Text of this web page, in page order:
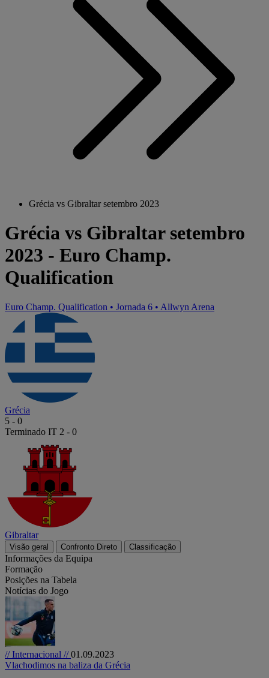
Grécia vs Gibraltar setembro 2023
Grécia vs Gibraltar setembro
2023 - Euro Champ.
Qualification
Euro Champ. Qualification • Jornada 6 • Allwyn Arena
Grécia
5 - 0
Terminado IT 2 - 0
Gibraltar
Visão geral Confronto Direto Classificação
Informações da Equipa
Formação
Posições na Tabela
Notícias do Jogo
// Internacional //01.09.2023
Vlachodimos na baliza da Grécia